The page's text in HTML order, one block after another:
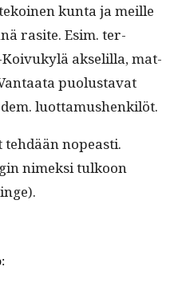
kun­ta ja meille
rasite. Esim. ter­
akselil­la, mat­
puo­lus­ta­vat
luottamushenkilöt.
nopeasti.
nimek­si tulkoon